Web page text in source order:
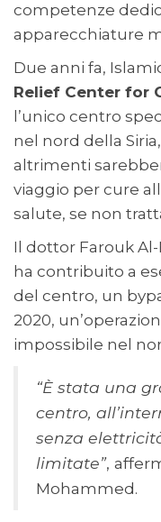
competenze
apparecchiature
Due anni fa,
Relief Center for
l’unico centro
nel nord della
altrimenti
viaggio per cure
salute, se non
Il dottor Farouk
ha contribuito a
del centro, un
2020,
impossibile nel
“È stata una
centro,
senza
limitate”,
Mohammed.